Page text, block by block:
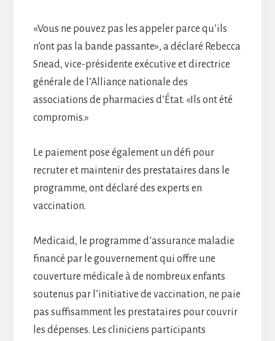
«Vous ne pouvez pas les appeler parce qu’ils
n’ont pas la bande passante», a déclaré Rebecca
Snead, vice-présidente exécutive et directrice
générale de l’Alliance nationale des
associations de pharmacies d’État. «Ils ont été
compromis.»
Le paiement pose également un défi pour
recruter et maintenir des prestataires dans le
programme, ont déclaré des experts en
vaccination.
Medicaid, le programme d’assurance maladie
financé par le gouvernement qui offre une
couverture médicale à de nombreux enfants
soutenus par l’initiative de vaccination, ne paie
pas suffisamment les prestataires pour couvrir
les dépenses. Les cliniciens participants